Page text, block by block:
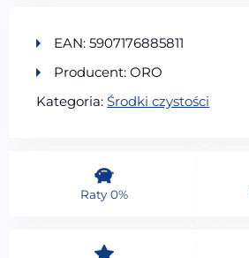
EAN: 5907176885811
Producent: ORO
Kategoria:Środki czystości
Raty 0%